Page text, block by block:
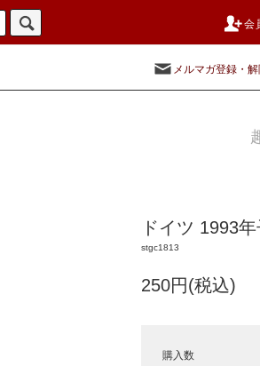
会
メルマガ登録・
ドイツ 1993
stgc1813
250円(税込)
購入数